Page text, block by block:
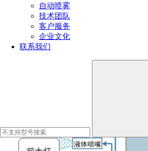
自动喷雾
技术团队
客户服务
企业文化
联系我们